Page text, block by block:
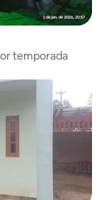
temporada